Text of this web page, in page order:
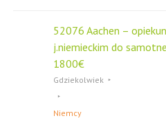
52076 Aachen –
j.niemieckim do
1800€
Gdziekolwiek
Niemcy